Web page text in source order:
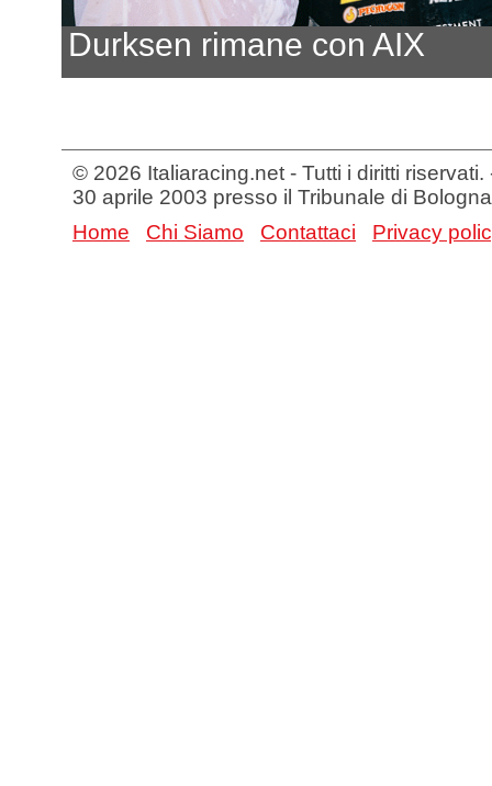
Durksen rimane con AIX
© 2026 Italiaracing.net - Tutti i diritti
30 aprile 2003 presso il Tribunale di Bologna
Home
Chi Siamo Contattaci Privacy